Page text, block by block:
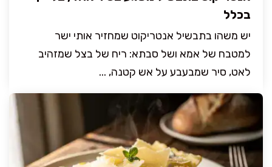
בכלל
יש משהו בתבשיל אנטריקוט שמחזיר אותי ישר
למטבח של אמא ושל סבתא: ריח של בצל שמזהיב
לאט, סיר שמבעבע על אש קטנה, ...